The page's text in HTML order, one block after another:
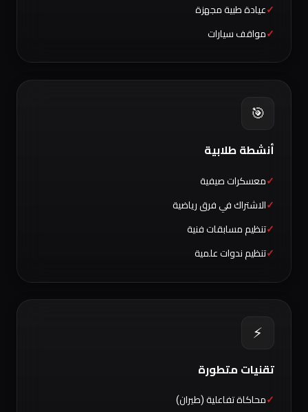
عيادة طبية مجهزة
مواقف سيارات
🎯
أنشطة طلابية
معسكرات صيفية
الاشتراك في فرق رياضية
تنظيم مسابقات فنية
تنظيم ندوات علمية
⚡
تقنيات متطورة
محاكاة تفاعلية (طيران)